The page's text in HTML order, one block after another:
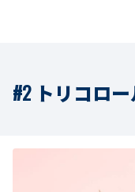
#2 トリコロ